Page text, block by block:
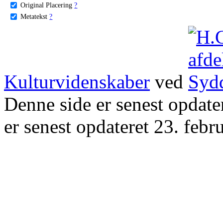
Original Placering ?
Metatekst ?
Kulturvidenskaber ved
Denne side er senest
er senest opdateret 23.